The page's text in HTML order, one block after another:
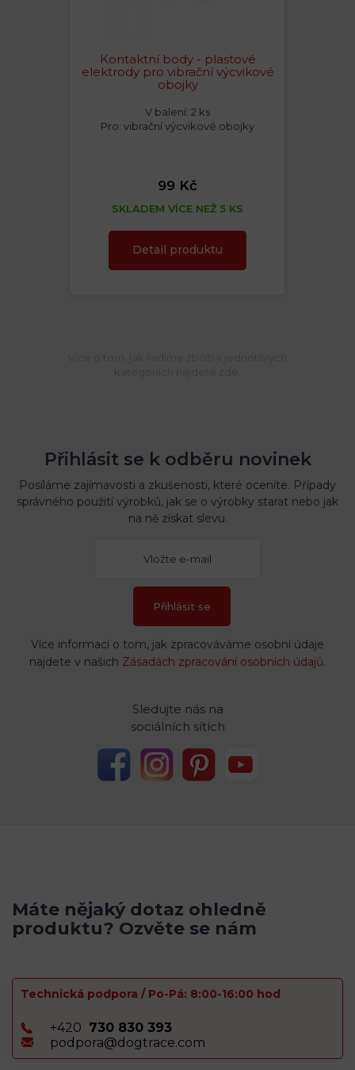
Kontaktní body - plastové
elektrody pro vibrační výcvikové
obojky
V balení: 2 ks
Pro: vibrační výcvikové obojky
99 Kč
SKLADEM VÍCE NEŽ 5 KS
Detail produktu
Přihlásit se k odběru novinek
Posíláme zajímavosti a zkušenosti, které oceníte. Případy
správného použití výrobků, jak se o výrobky starat nebo jak
na ně získat slevu.
Přihlásit se
Více informací o tom, jak zpracováváme osobní údaje
najdete v našich Zásadách zpracování osobních údajů.
Sledujte nás na
sociálních sítích
Máte nějaký dotaz ohledně
produktu? Ozvěte se nám
Technická podpora / Po-Pá: 8:00-16:00 hod
+420 730 830 393
podpora@dogtrace.com